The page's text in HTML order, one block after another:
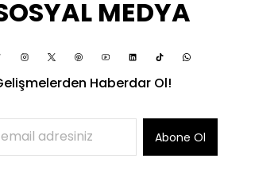
MEDYA
Haberdar Ol!
Abone Ol